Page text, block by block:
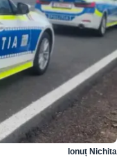
Ionuț Nichita